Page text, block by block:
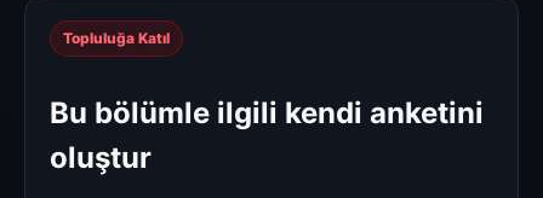
Topluluğa Katıl
Bu bölümle ilgili kendi anketini
oluştur